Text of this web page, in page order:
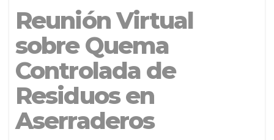
Reunión Virtual
sobre Quema
Controlada de
Residuos en
Aserraderos